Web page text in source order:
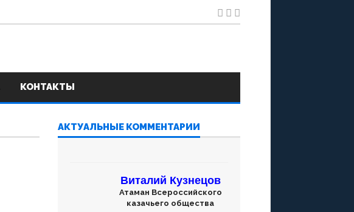
КОНТАКТЫ
АКТУАЛЬНЫЕ КОММЕНТАРИИ
Виталий Кузнецов
Атаман Всероссийского
казачьего общества